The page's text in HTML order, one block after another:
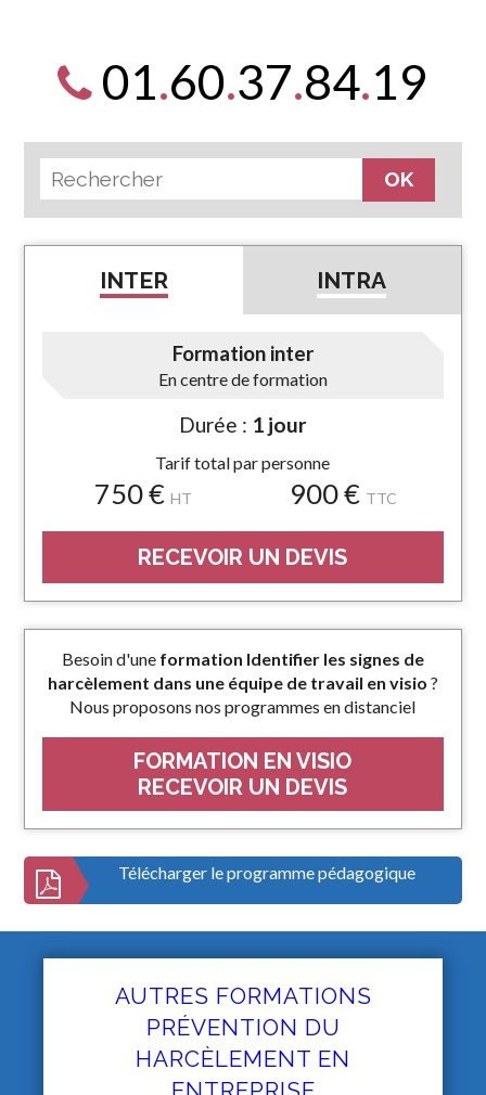
01.60.37.84.19
INTER INTRA
Formation inter
En centre de formation
Durée : 1 jour
Tarif total par personne
750 € HT 900 € TTC
RECEVOIR UN DEVIS
Besoin d'une formation Identifier les signes de
harcèlement dans une équipe de travail en visio ?
Nous proposons nos programmes en distanciel
FORMATION EN VISIO
RECEVOIR UN DEVIS
Télécharger le programme pédagogique
AUTRES FORMATIONS
PRÉVENTION DU
HARCÈLEMENT EN